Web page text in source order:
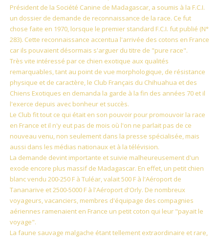
Président de la Société Canine de Madagascar, a soumis à la F.C.I.
un dossier de demande de reconnaissance de la race. Ce fut
chose faite en 1970, lorsque le premier standard F.C.I. fut publié (N°
283). Cette reconnaissance accentua l'arrivée des cotons en France
car ils pouvaient désormais s'arguer du titre de "pure race".
Très vite intéressé par ce chien exotique aux qualités
remarquables, tant au point de vue morphologique, de résistance
physique et de caractère, le Club Français du Chihuahua et des
Chiens Exotiques en demanda la garde à la fin des années 70 et il
l'exerce depuis avec bonheur et succès.
Le Club fit tout ce qui était en son pouvoir pour promouvoir la race
en France et il n'y eut pas de mois où l'on ne parlait pas de ce
nouveau venu, non seulement dans la presse spécialisée, mais
aussi dans les médias nationaux et à la télévision.
La demande devint importante et suivie malheureusement d'un
exode encore plus massif de Madagascar. En effet, un petit chien
blanc vendu 200-250 F à Tuléar, valait 500 F à l'Aéroport de
Tananarive et 2500-5000 F à l'Aéroport d'Orly. De nombreux
voyageurs, vacanciers, membres d'équipage des compagnies
aériennes ramenaient en France un petit coton qui leur "payait le
voyage".
La faune sauvage malgache étant tellement extraordinaire et rare,